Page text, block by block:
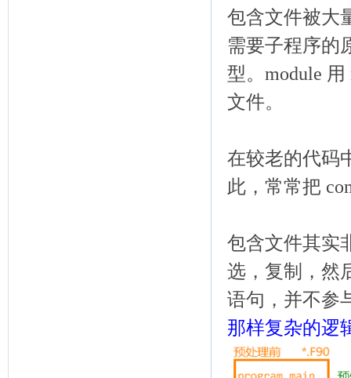
包含文件被大
需要子程序的
型。module
文件。
在较老的代码
此，常常把
包含文件其实
选，复制，然
语句，并不参
那样复杂的逻